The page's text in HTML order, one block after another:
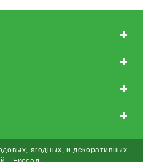
ягодных, и декоративных